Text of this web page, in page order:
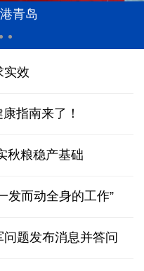
青岛
实效
指南来了！
秋粮稳产基础
发而动全身的工作”
题发布消息并答问